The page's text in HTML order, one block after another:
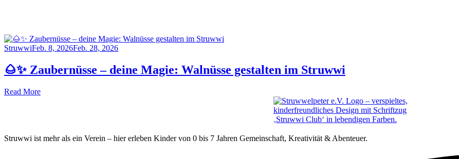
StruwwiFeb. 8, 2026Feb. 28, 2026
🌰✨ Zaubernüsse – deine Magie: Walnüsse gestalten im Struwwi
Read More
Struwwi ist mehr als ein Verein – hier erleben Kinder von 0 bis 7 Jahren Gemeinschaft, Kreativität & Abenteuer.